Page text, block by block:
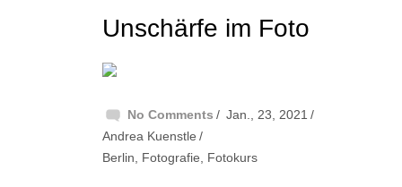
Unschärfe im Foto
No Comments
Jan., 23, 2021
Andrea Kuenstle
Berlin
Fotografie Fotokurs